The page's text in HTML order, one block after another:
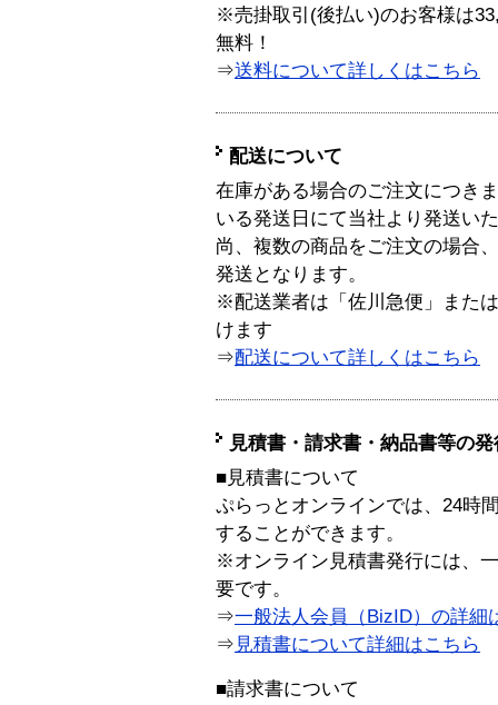
※売掛取引(後払い)のお客様は
無料！
⇒送料について詳しくはこちら
配送について
在庫がある場合のご注文につき
いる発送日にて当社より発送い
尚、複数の商品をご注文の場合
発送となります。
※配送業者は「佐川急便」また
けます
⇒配送について詳しくはこちら
見積書・請求書・納品書等の
■見積書について
ぷらっとオンラインでは、24時
することができます。
※オンライン見積書発行には、
要です。
⇒一般法人会員（BizID）の詳細
⇒ 見積書について詳細はこちら
■請求書について